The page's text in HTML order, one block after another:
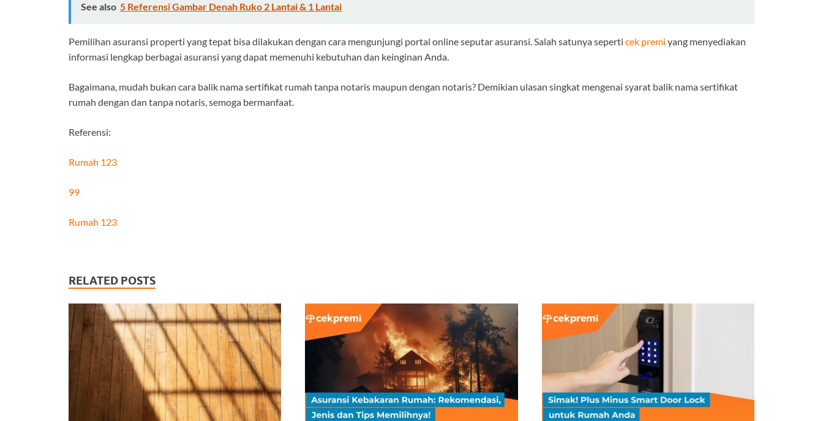
See also 5 Referensi Gambar Denah Ruko 2 Lantai & 1 Lantai
Pemilihan asuransi properti yang tepat bisa dilakukan dengan cara mengunjungi portal online seputar asuransi. Salah satunya seperti cek premi yang menyediakan
informasi lengkap berbagai asuransi yang dapat memenuhi kebutuhan dan keinginan Anda.
Bagaimana, mudah bukan cara balik nama sertifikat rumah tanpa notaris maupun dengan notaris? Demikian ulasan singkat mengenai syarat balik nama sertifikat
rumah dengan dan tanpa notaris, semoga bermanfaat.
Referensi:
Rumah 123
99
Rumah 123
RELATED POSTS